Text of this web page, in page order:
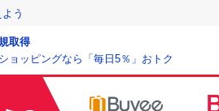
う
取得
ョッピングなら「毎日5％」おトク